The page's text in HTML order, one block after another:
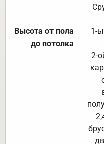
Высота от пола
до потолка
1-
2-